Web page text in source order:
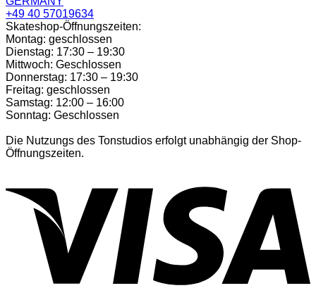
+49 40 57019634
Skateshop-Öffnungszeiten:
Montag: geschlossen
Dienstag: 17:30 – 19:30
Mittwoch: Geschlossen
Donnerstag: 17:30 – 19:30
Freitag: geschlossen
Samstag: 12:00 – 16:00
Sonntag: Geschlossen
Die Nutzungs des Tonstudios erfolgt unabhängig der Shop-
Öffnungszeiten.